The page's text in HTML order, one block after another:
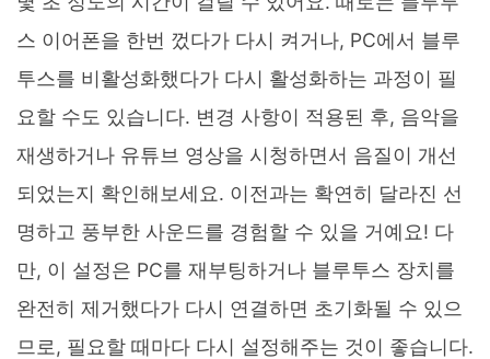
스 이어폰을 한번 껐다가 다시 켜거나, PC에서 블루
투스를 비활성화했다가 다시 활성화하는 과정이 필
요할 수도 있습니다. 변경 사항이 적용된 후, 음악을
재생하거나 유튜브 영상을 시청하면서 음질이 개선
되었는지 확인해보세요. 이전과는 확연히 달라진 선
명하고 풍부한 사운드를 경험할 수 있을 거예요! 다
만, 이 설정은 PC를 재부팅하거나 블루투스 장치를
완전히 제거했다가 다시 연결하면 초기화될 수 있으
므로, 필요할 때마다 다시 설정해주는 것이 좋습니다.